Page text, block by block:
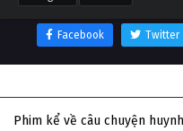
Facebook Twitter
Phim kể về câu chuyện